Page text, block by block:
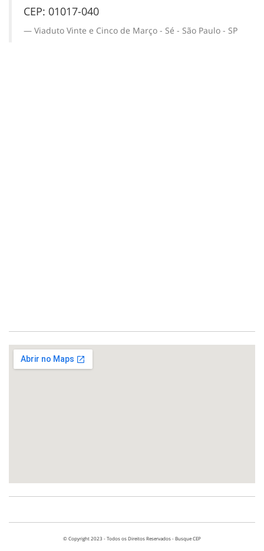
CEP: 01017-040
Viaduto Vinte e Cinco de Março - Sé - São Paulo - SP
© Copyright 2023 - Todos os Direitos Reservados - Busque CEP